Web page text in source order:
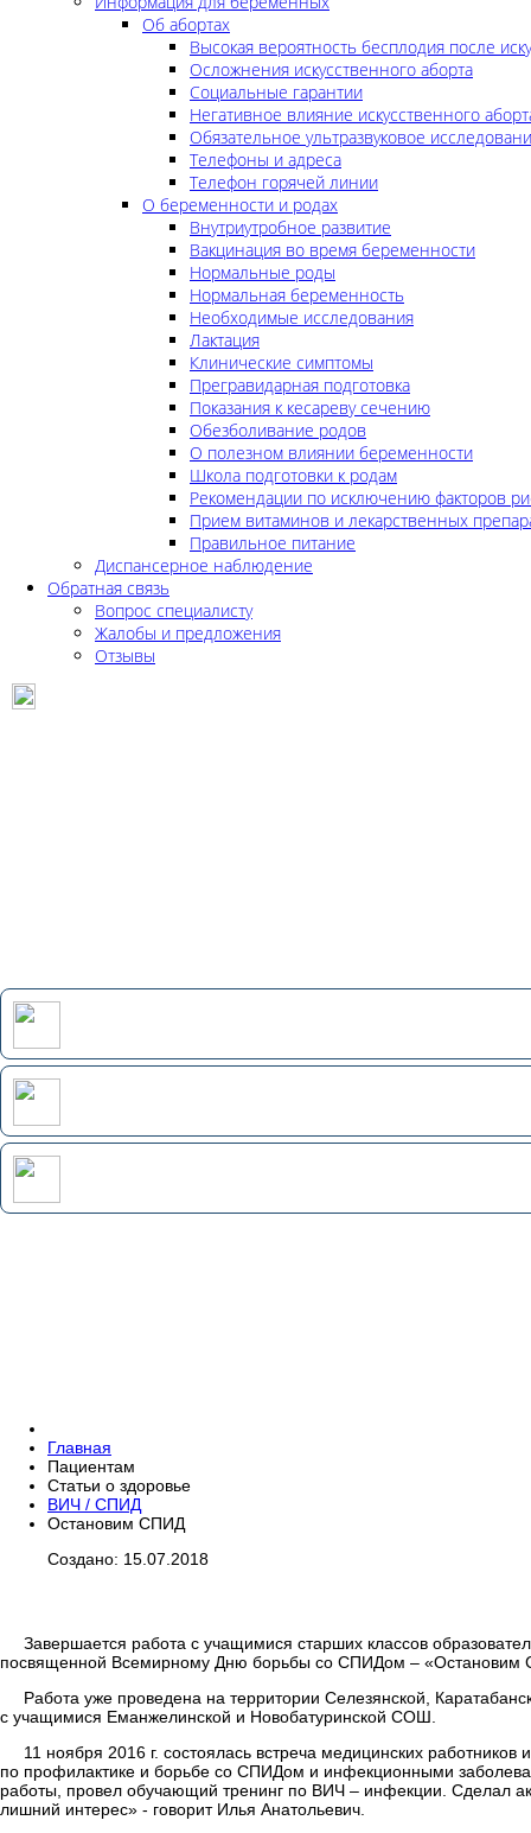
Об абортах
Высокая вероятность бесплодия после
Осложнения искусственного аборта
Социальные гарантии
Негативное влияние искусственного
Обязательное ультразвуковое
Телефоны и адреса
Телефон горячей линии
О беременности и родах
Внутриутробное развитие
Вакцинация во время беременности
Нормальные роды
Нормальная беременность
Необходимые исследования
Лактация
Клинические симптомы
Прегравидарная подготовка
Показания к кесареву сечению
Обезболивание родов
О полезном влиянии беременности
Школа подготовки к родам
Рекомендации по исключению факторов
Прием витаминов и лекарственных
Правильное питание
Диспансерное наблюдение
Обратная связь
Вопрос специалисту
Жалобы и предложения
Отзывы
Главная
Пациентам
Статьи о здоровье
ВИЧ / СПИД
Остановим СПИД
Создано: 15.07.2018
Завершается работа с учащимися старших классов
посвященной Всемирному Дню борьбы со СПИДом – «Остановим
Работа уже проведена на территории Селезянской,
с учащимися Еманжелинской и Новобатуринской СОШ.
11 ноября 2016 г. состоялась встреча медицинских
по профилактике и борьбе со СПИДом и инфекционными
работы, провел обучающий тренинг по ВИЧ – инфекции. Сделал
лишний интерес» - говорит Илья Анатольевич.